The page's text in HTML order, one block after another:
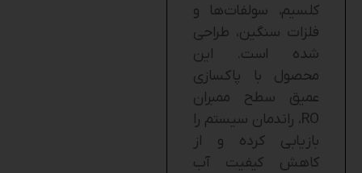
کلسیم، سولفات‌ها و
فلزات سنگین، طراحی
شده است. این
محصول با پاکسازی
عمیق سطح ممبران
RO، راندمان سیستم را
بازیابی کرده و از
کاهش کیفیت آب